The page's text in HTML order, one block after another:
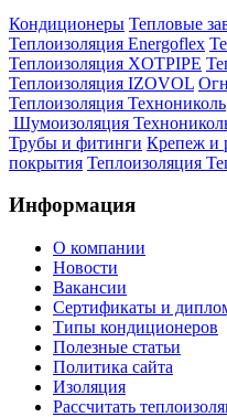
Кондиционеры Тепловые
Теплоизоляция Energoflex
Теплоизоляция XOTPIPE
Теплоизоляция IZOVOL
Теплоизоляция Технониколь
Шумоизоляция
Трубы и фитинги Крепеж и
покрытия Теплоизоляция
Информация
О компании
Новости
Вакансии
Сертификаты и
Типы кондиционеров
Полезные статьи
Политика сайта
Изоляция
Рассчитать